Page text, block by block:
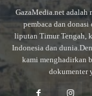
GazaMedia.net
pembaca dan
liputan Timur Tengah,
Indonesia dan
kami menghadirkan
dokumenter